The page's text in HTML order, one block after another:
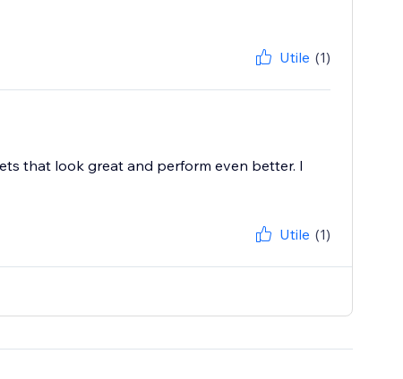
Utile (1)
that look great and perform even better. I
Utile (1)